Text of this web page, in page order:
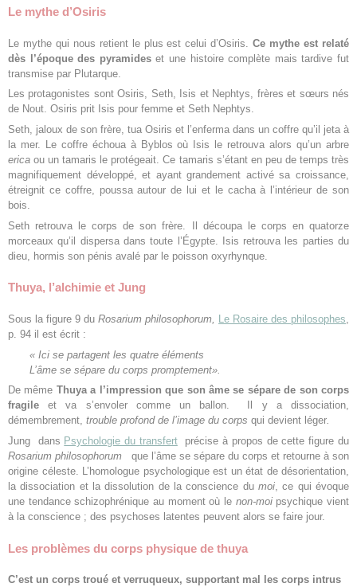
Le mythe d’Osiris
Le mythe qui nous retient le plus est celui d’Osiris.Ce mythe est relaté
dès l’époque des pyramideset une histoire complète mais tardive fut
transmise par Plutarque.
Les protagonistes sont Osiris, Seth, Isis et Nephtys, frères et sœurs nés
de Nout. Osiris prit Isis pour femme et Seth Nephtys.
Seth, jaloux de son frère, tua Osiris et l’enferma dans un coffre qu’il jeta à
la mer. Le coffre échoua à Byblos où Isis le retrouva alors qu’un arbre
erica ou un tamaris le protégeait. Ce tamaris s’étant en peu de temps très
magnifiquement développé, et ayant grandement activé sa croissance,
étreignit ce coffre, poussa autour de lui et le cacha à l’intérieur de son
bois.
Seth retrouva le corps de son frère. Il découpa le corps en quatorze
morceaux qu’il dispersa dans toute l’Égypte. Isis retrouva les parties du
dieu, hormis son pénis avalé par le poisson oxyrhynque.
Thuya, l’alchimie et Jung
Sous la figure 9 du Rosarium philosophorum, Le Rosaire des philosophes,
p. 94 il est écrit :
« Ici se partagent les quatre éléments
L’âme se sépare du corps promptement».
De même Thuya a l’impression que son âme se sépare de son corps
fragileet va s’envoler comme un ballon. Il y a dissociation,
démembrement, trouble profond de l’image du corps qui devient léger.
Jung dans Psychologie du transfertprécise à propos de cette figure du
Rosarium philosophorum
que l’âme se sépare du corps et retourne à son
origine céleste. L’homologue psychologique est un état de désorientation,
la dissociation et la dissolution de la conscience du moi, ce qui évoque
une tendance schizophrénique au moment où le non-moipsychique vient
à la conscience ; des psychoses latentes peuvent alors se faire jour.
Les problèmes du corps physique de thuya
C’est un corps troué et verruqueux, supportant mal les corps intrus